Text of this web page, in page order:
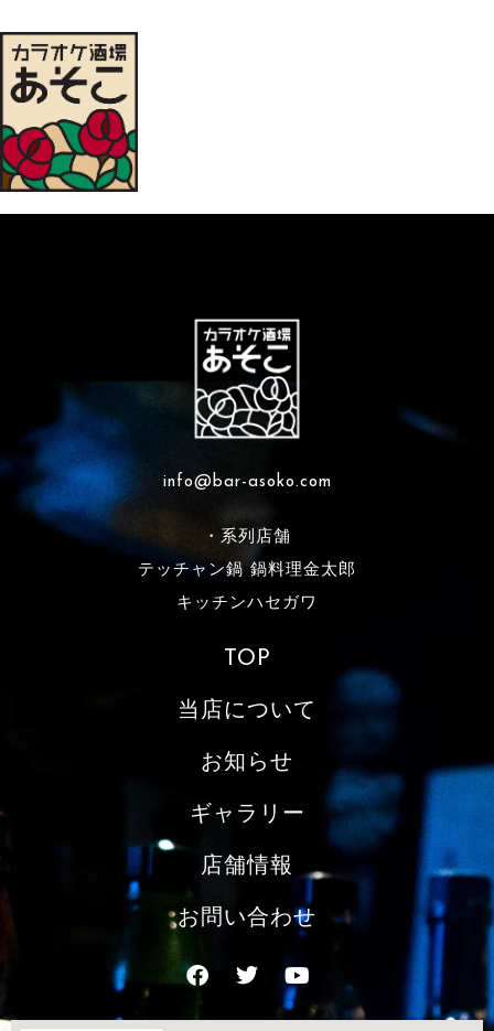
info@bar-asoko.com
・系列店舗
テッチャン鍋 鍋料理金太郎
キッチンハセガワ
TOP
当店について
お知らせ
ギャラリー
店舗情報
お問い合わせ